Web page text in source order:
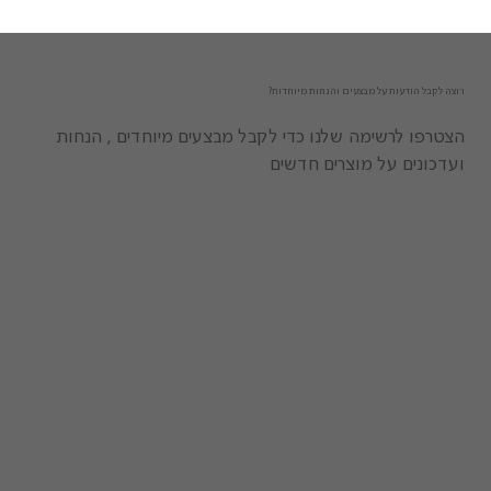
רוצה לקבל הודעות על מבצעים והנחות מיוחדות?
הצטרפו לרשימה שלנו כדי לקבל מבצעים מיוחדים , הנחות
ועדכונים על מוצרים חדשים